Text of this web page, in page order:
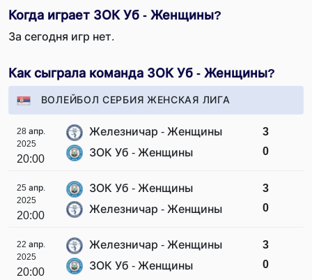
Когда играет ЗОК Уб - Женщины?
За сегодня игр нет.
Как сыграла команда ЗОК Уб - Женщины?
ВОЛЕЙБОЛ СЕРБИЯ ЖЕНСКАЯ ЛИГА
28 апр.
2025
20:00
Железничар - Женщины
ЗОК Уб - Женщины
3
0
25 апр.
2025
20:00
ЗОК Уб - Женщины
Железничар - Женщины
3
0
22 апр.
2025
20:00
Железничар - Женщины
ЗОК Уб - Женщины
3
0